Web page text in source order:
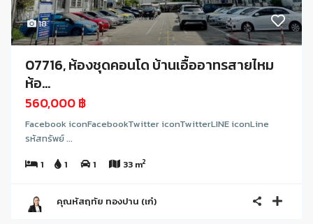
18
07716, ห้องชุดคอนโด บ้านเอื้ออาทรสายไหม
ห้อ...
560,000 ฿
Facebook iconFacebookTwitter iconTwitterLINE iconLine
รหัสทรัพย์ ...
1
1 1 33 m2
คุณหัสฤทัย ทองปาน (เก๋)